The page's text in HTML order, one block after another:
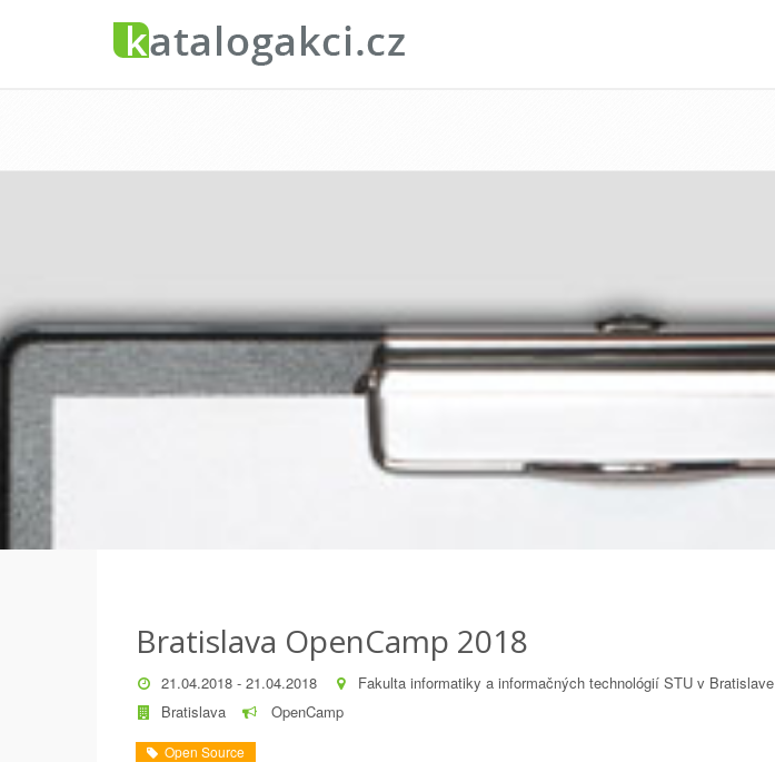
Bratislava OpenCamp 2018
21.04.2018 - 21.04.2018
Fakulta informatiky a informačných technológií STU v Bratislave
Bratislava
OpenCamp
Open Source